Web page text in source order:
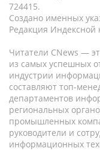
724415.
Создано именных
Редакция Индексной
Читатели CNews —
из самых успешных
индустрии
составляют топ-
департаментов
региональных
промышленных
руководители и
информационных